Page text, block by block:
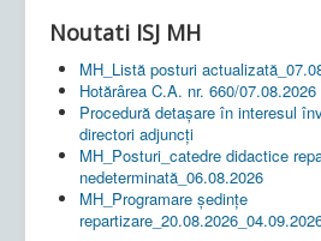
Noutati ISJ MH
MH_Listă posturi
Hotărârea C.A. nr. 660/07.08.2026
Procedură detașare în interesul
directori adjuncți
MH_Posturi_catedre didactice
nedeterminată_06.08.2026
MH_Programare ședințe